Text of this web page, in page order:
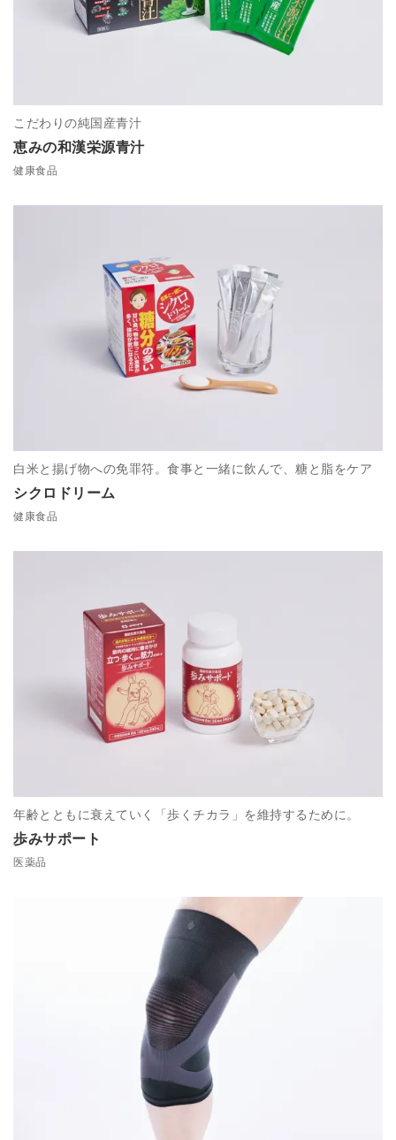
恵みの和漢栄源青汁
こだわりの純国産青汁
健康食品
シクロドリーム
白米と揚げ物への免罪符。食事と一緒に飲んで、糖と脂をケア
健康食品
歩みサポート
年齢とともに衰えていく「歩くチカラ」を維持するために。
医薬品